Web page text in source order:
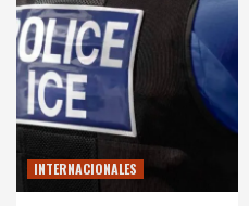
INTERNACIONALES